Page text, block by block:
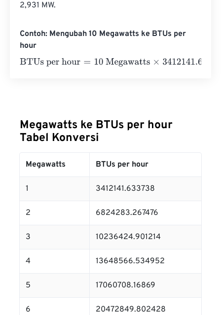
2,931 MW.
Contoh: Mengubah 10 Megawatts ke BTUs per
hour
BTUs per hour=10 Megawatts×3412141.633738=
Megawatts ke BTUs per hour
Tabel Konversi
Megawatts BTUs per hour
1 3412141.633738
2 6824283.267476
3 10236424.901214
4 13648566.534952
5 17060708.16869
6 20472849.802428